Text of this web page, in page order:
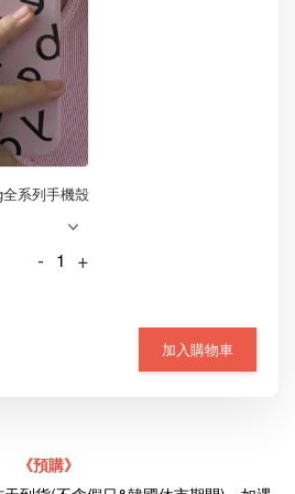
系列手機殼
- +
加入購物車
《預購》